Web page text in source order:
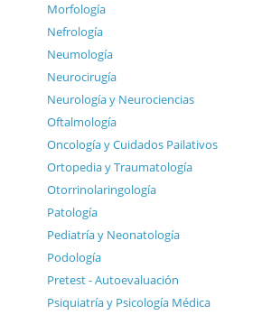
Morfología
Nefrología
Neumología
Neurocirugía
Neurología y Neurociencias
Oftalmología
Oncología y Cuidados Pailativos
Ortopedia y Traumatología
Otorrinolaringología
Patología
Pediatría y Neonatología
Podología
Pretest - Autoevaluación
Psiquiatría y Psicología Médica